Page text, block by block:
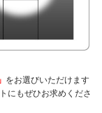
をお選びいただけます
にもぜひお求めくださ